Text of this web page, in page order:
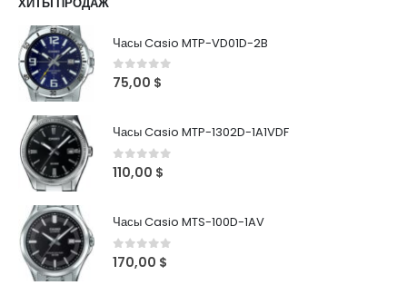
Часы Casio MTP-VD01D-2B
0out of 5
75,00 $
Часы Casio MTP-1302D-1A1VDF
0out of 5
110,00 $
Часы Casio MTS-100D-1AV
0out of 5
170,00 $